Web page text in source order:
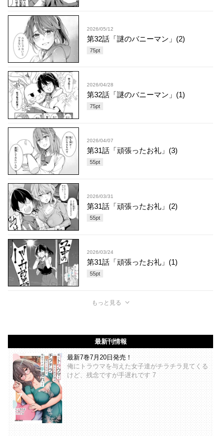
2026/05/12
第32話「謎のバニーマン」(2)
75pt
2026/04/28
第32話「謎のバニーマン」(1)
75pt
2026/04/07
第31話「頑張ったお礼」(3)
55pt
2026/03/31
第31話「頑張ったお礼」(2)
55pt
2026/03/24
第31話「頑張ったお礼」(1)
55pt
もっと見る
最新刊情報
最新7巻7月20日発売！
俺にトラウマを与えた女子達がチラチラ見てくる
けど、残念ですが手遅れです 7